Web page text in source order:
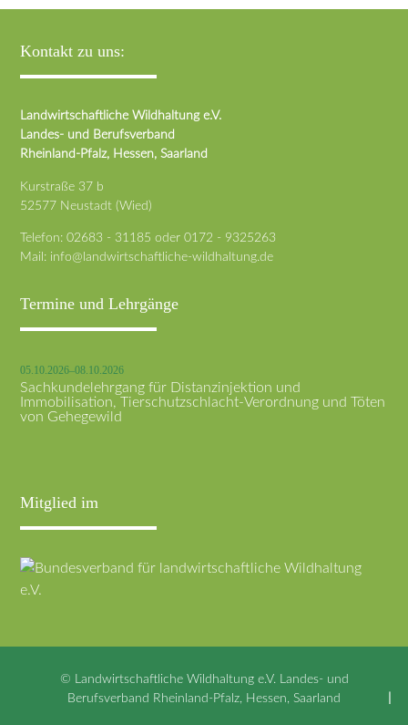
Kontakt zu uns:
Landwirtschaftliche Wildhaltung e.V.
Landes- und Berufsverband
Rheinland-Pfalz, Hessen, Saarland
Kurstraße 37 b
52577 Neustadt (Wied)
Telefon:02683 - 31185 oder0172 - 9325263
Mail: info@landwirtschaftliche-wildhaltung.de
Termine und Lehrgänge
05.10.2026–08.10.2026
Sachkundelehrgang für Distanzinjektion und
Immobilisation, Tierschutzschlacht-Verordnung und Töten
von Gehegewild
Mitglied im
© Landwirtschaftliche Wildhaltung e.V. Landes- und
Berufsverband Rheinland-Pfalz, Hessen, Saarland